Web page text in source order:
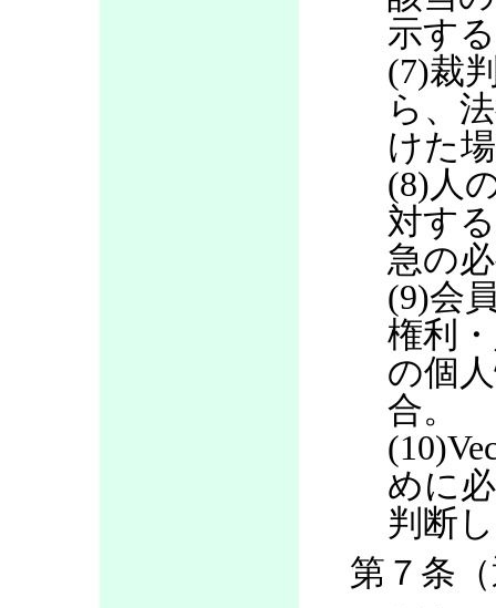
示す
(7)裁
ら、
けた
(8)人
対す
急の
(9)会
権利
の個
合。
めに
判断
第７条